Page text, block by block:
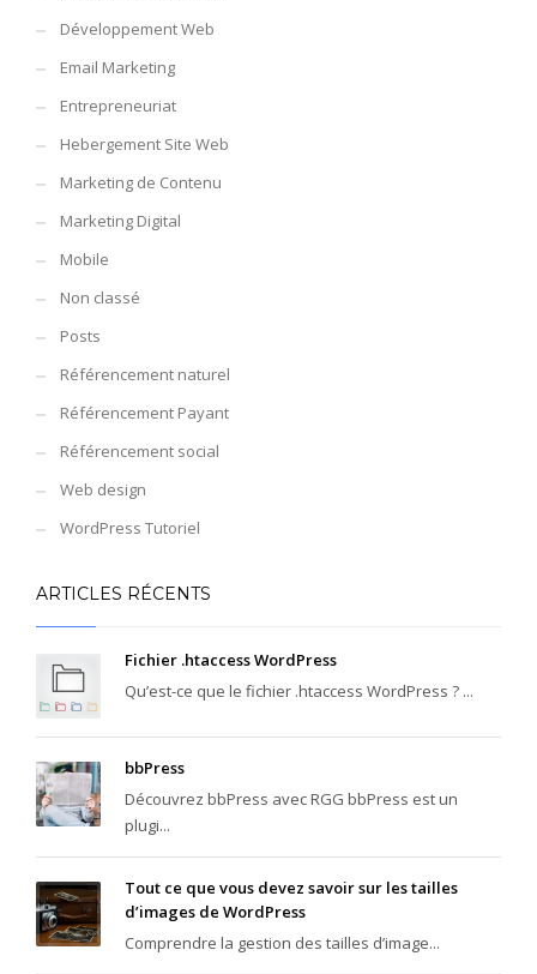
Développement Web
Email Marketing
Entrepreneuriat
Hebergement Site Web
Marketing de Contenu
Marketing Digital
Mobile
Non classé
Posts
Référencement naturel
Référencement Payant
Référencement social
Web design
WordPress Tutoriel
ARTICLES RÉCENTS
Fichier .htaccess WordPress
Qu’est-ce que le fichier .htaccess WordPress ? ...
bbPress
Découvrez bbPress avec RGG bbPress est un
plugi...
Tout ce que vous devez savoir sur les tailles
d’images de WordPress
Comprendre la gestion des tailles d’image...